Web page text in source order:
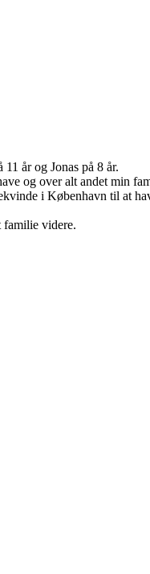
år og Jonas på 8 år.
og over alt andet min
i København til at
familie videre.